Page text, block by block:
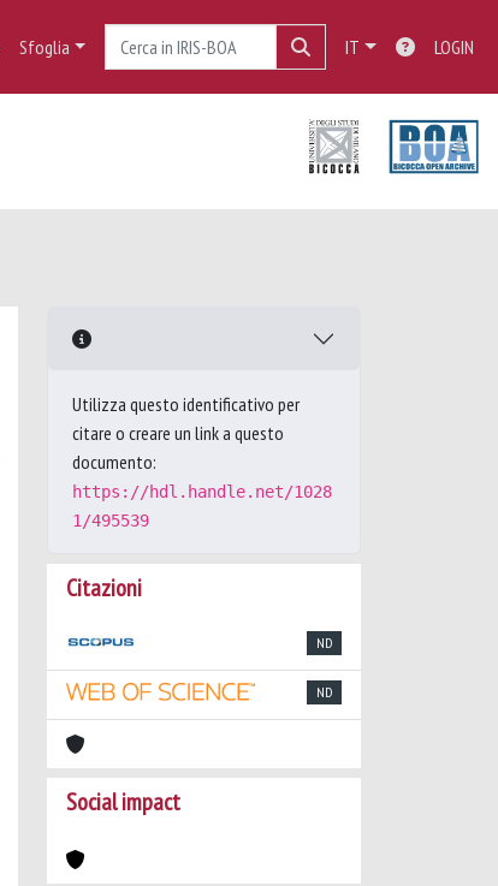
Sfoglia IT LOGIN
Utilizza questo identificativo per
citare o creare un link a questo
documento:
https://hdl.handle.net/1028
1/495539
Citazioni
ND
ND
Social impact